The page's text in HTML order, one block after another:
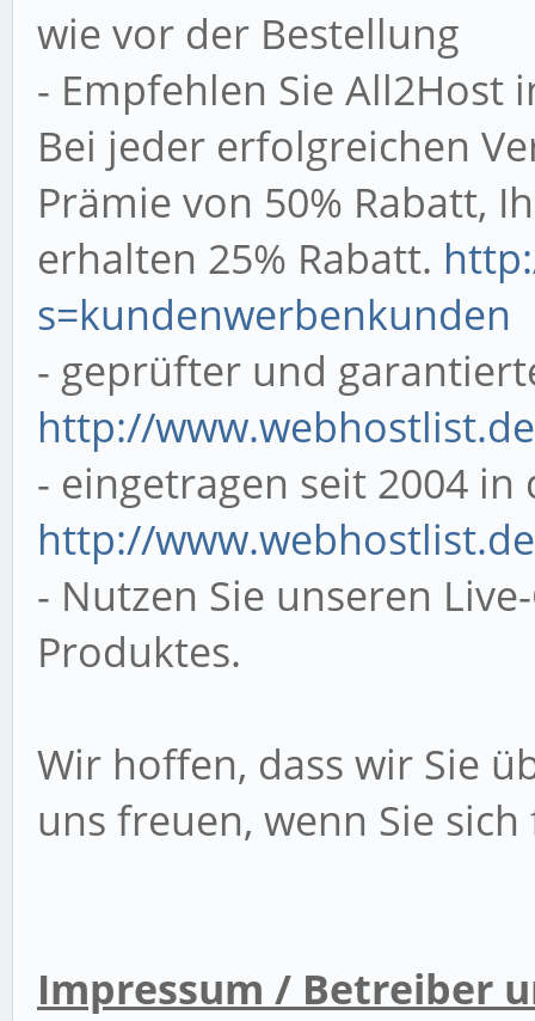
wie vor der Bestellung
- Empfehlen Sie All2Host
Bei jeder erfolgreichen
Prämie von 50% Rabatt,
erhalten 25% Rabatt.
s=kundenwerbenkunden
- geprüfter und
http://
- eingetragen seit 2004 in
http://
- Nutzen Sie unseren
Produktes.
Wir hoffen, dass wir Sie
uns freuen, wenn Sie
Impressum / Betreiber